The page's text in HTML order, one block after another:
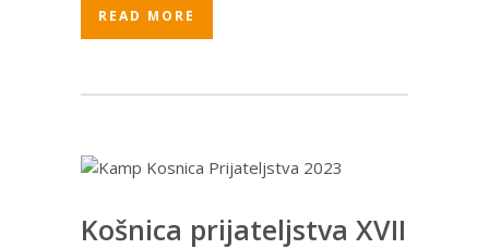
READ MORE
Košnica prijateljstva XVII